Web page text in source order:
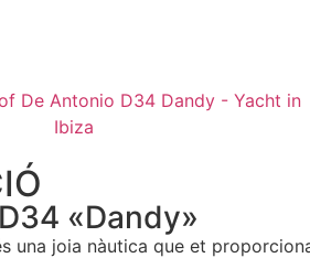
«Dandy»
una joia nàutica que et